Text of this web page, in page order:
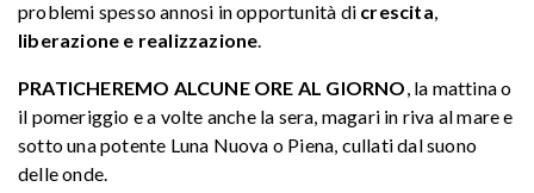
problemi spesso annosi in opportunità di crescita,
liberazione e realizzazione.
PRATICHEREMO ALCUNE ORE AL GIORNO, la mattina o
il pomeriggio e a volte anche la sera, magari in riva al mare e
sotto una potente Luna Nuova o Piena, cullati dal suono
delle onde.